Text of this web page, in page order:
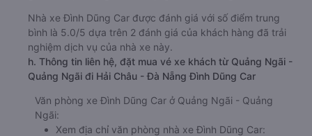
Nhà xe Đình Dũng Car được đánh giá với số điểm trung
bình là 5.0/5 dựa trên 2 đánh giá của khách hàng đã trải
nghiệm dịch vụ của nhà xe này.
h. Thông tin liên hệ, đặt mua vé xe khách từ Quảng Ngãi -
Quảng Ngãi đi Hải Châu - Đà Nẵng Đình Dũng Car
Văn phòng xe Đình Dũng Car ở Quảng Ngãi - Quảng
Ngãi:
Xem địa chỉ văn phòng nhà xe Đình Dũng Car: